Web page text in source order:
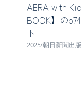
AERA with
BOOK】の
ト
2025/朝日新聞出版